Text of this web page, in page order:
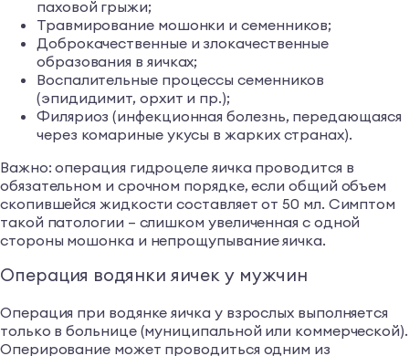
паховой грыжи;
Травмирование мошонки и семенников;
Доброкачественные и злокачественные
образования в яичках;
Воспалительные процессы семенников
(эпидидимит, орхит и пр.);
Филяриоз (инфекционная болезнь, передающаяся
через комариные укусы в жарких странах).
Важно: операция гидроцеле яичка проводится в
обязательном и срочном порядке, если общий объем
скопившейся жидкости составляет от 50 мл. Симптом
такой патологии – слишком увеличенная с одной
стороны мошонка и непрощупывание яичка.
Операция водянки яичек у мужчин
Операция при водянке яичка у взрослых выполняется
только в больнице (муниципальной или коммерческой).
Оперирование может проводиться одним из